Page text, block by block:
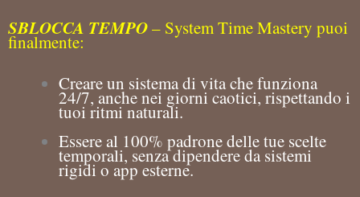
SBLOCCA TEMPO– System Time Mastery puoi
finalmente:
Creare un sistema di vita che funziona
24/7, anche nei giorni caotici, rispettando i
tuoi ritmi naturali.
Essere al 100% padrone delle tue scelte
temporali, senza dipendere da sistemi
rigidi o app esterne.